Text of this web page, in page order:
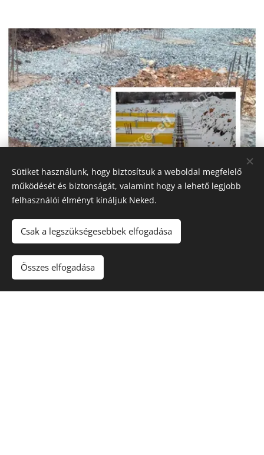
ÜVEGHAB GRANULÁTUM ALKALMAZÁSA GERENDARÁCSOS
Sütiket használunk, hogy biztosítsuk a weboldal megfelelő
működését és biztonságát, valamint hogy a lehető legjobb
felhasználói élményt kínáljuk Neked.
Csak a legszükségesebbek elfogadása
Összes elfogadása